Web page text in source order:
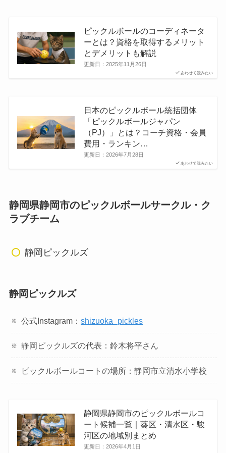
あわせて読みたい
ピックルボールのコーディネータ
ーとは？資格を取得するメリット
とデメリットも解説
更新日： 2025年11月26日
あわせて読みたい
日本のピックルボール統括団体
「ピックルボールジャパン
（PJ）」とは？コーチ資格・会員
費用・ランキン…
更新日： 2026年7月28日
静岡県静岡市のピックルボールサークル・ク
ラブチーム
静岡ピックルズ
静岡ピックルズ
公式Instagram：shizuoka_pickles
静岡ピックルズの代表：鈴木将平さん
ピックルボールコートの場所：静岡市立清水小学校
静岡県静岡市のピックルボールコ
ート候補一覧｜葵区・清水区・駿
河区の地域別まとめ
更新日： 2026年4月1日